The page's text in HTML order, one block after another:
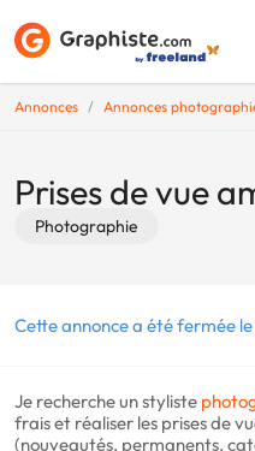
Annonces Annonces
Prises de vue
Photographie
Cette annonce a été fermée le
Je recherche un styliste
frais et réaliser les prises de
(nouveautés, permanents,